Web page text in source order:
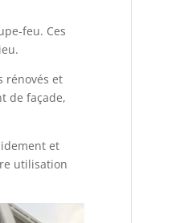
feu. Ces
rénovés et
de façade,
et
utilisation